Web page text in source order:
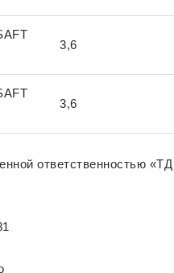
3,6
3,6
ответственностью